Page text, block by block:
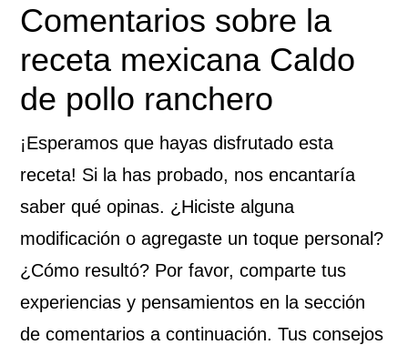
entrada:
Interacciones
con
los
lectores
Comentarios sobre la
receta mexicana Caldo
de pollo ranchero
¡Esperamos que hayas disfrutado esta
receta! Si la has probado, nos encantaría
saber qué opinas. ¿Hiciste alguna
modificación o agregaste un toque personal?
¿Cómo resultó? Por favor, comparte tus
experiencias y pensamientos en la sección
de comentarios a continuación. Tus consejos